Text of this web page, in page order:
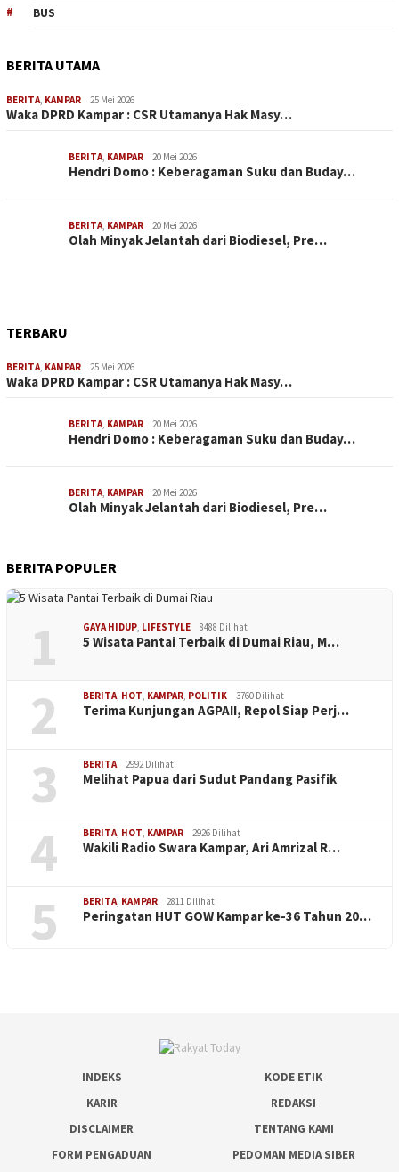
BUS
BERITA UTAMA
BERITA KAMPAR 25 Mei 2026
Waka DPRD Kampar : CSR Utamanya Hak Masy…
BERITA KAMPAR 20 Mei 2026
Hendri Domo : Keberagaman Suku dan Buday…
BERITA KAMPAR 20 Mei 2026
Olah Minyak Jelantah dari Biodiesel, Pre…
TERBARU
BERITA KAMPAR 25 Mei 2026
Waka DPRD Kampar : CSR Utamanya Hak Masy…
BERITA KAMPAR 20 Mei 2026
Hendri Domo : Keberagaman Suku dan Buday…
BERITA KAMPAR 20 Mei 2026
Olah Minyak Jelantah dari Biodiesel, Pre…
BERITA POPULER
1 GAYA HIDUP LIFESTYLE 8488 Dilihat
5 Wisata Pantai Terbaik di Dumai Riau, M…
2 BERITA HOT KAMPAR POLITIK 3760 Dilihat
Terima Kunjungan AGPAII, Repol Siap Perj…
3 BERITA 2992 Dilihat
Melihat Papua dari Sudut Pandang Pasifik
4 BERITA HOT KAMPAR 2926 Dilihat
Wakili Radio Swara Kampar, Ari Amrizal R…
5 BERITA KAMPAR 2811 Dilihat
Peringatan HUT GOW Kampar ke-36 Tahun 20…
INDEKS
KODE ETIK
KARIR
REDAKSI
DISCLAIMER
TENTANG KAMI
FORM PENGADUAN
PEDOMAN MEDIA SIBER